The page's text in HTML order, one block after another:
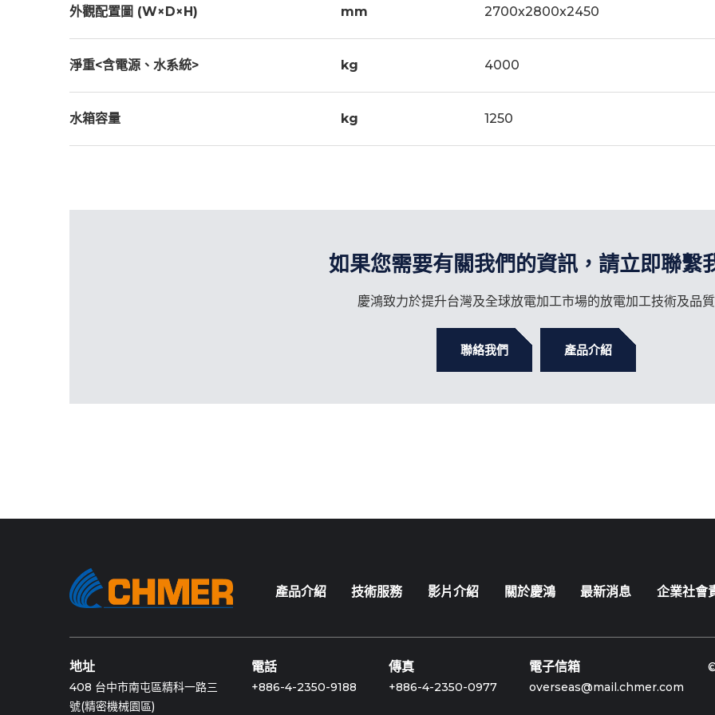
外觀配置圖 (W×D×H) mm 2700x2800x2450
淨重<含電源、水系統> kg 4000
水箱容量 kg 1250
如果您需要有關我們的資訊，請立即聯繫
慶鴻致力於提升台灣及全球放電加工市場的放電加工技術及品質
聯絡我們 產品介紹
產品介紹 技術服務 影片介紹 關於慶鴻 最新消息 企業社會
地址
408 台中市南屯區精科一路三
號(精密機械園區)
電話
+886-4-2350-9188
傳真
+886-4-2350-0977
電子信箱
overseas@mail.chmer.com